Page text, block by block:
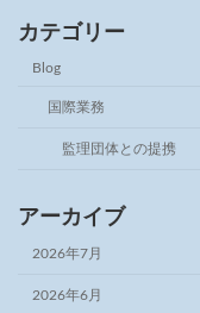
カテゴリー
Blog
国際業務
監理団体との提携
アーカイブ
2026年7月
2026年6月